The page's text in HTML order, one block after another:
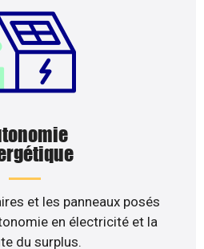
et les panneaux posés
en électricité et la
du surplus.